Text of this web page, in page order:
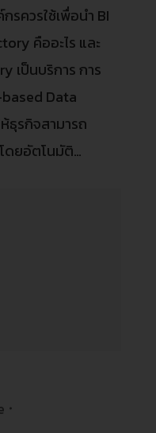
รควรใช้เพื่อนำ BI
คืออะไร และ
เป็นบริการ การ
Data
ธุรกิจสามารถ
ดยอัตโนมัติ…